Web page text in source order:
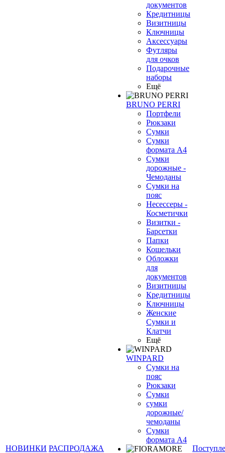
НОВИНКИ РАСПРОДАЖА
документов
Кредитницы
Визитницы
Ключницы
Аксессуары
Футляры
для очков
Подарочные
наборы
Ещё
BRUNO PERRI
Портфели
Рюкзаки
Сумки
Сумки
формата А4
Сумки
дорожные -
Чемоданы
Сумки на
пояс
Несессеры -
Косметички
Визитки -
Барсетки
Папки
Кошельки
Обложки
для
документов
Визитницы
Кредитницы
Ключницы
Женские
Сумки и
Клатчи
Ещё
WINPARD
Сумки на
пояс
Рюкзаки
Сумки
сумки
дорожные/
чемоданы
Сумки
формата А4